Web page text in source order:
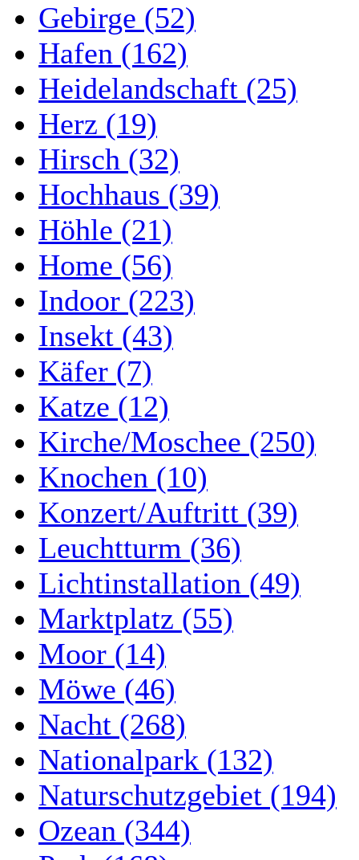
Gebirge (52)
Hafen (162)
Heidelandschaft (25)
Herz (19)
Hirsch (32)
Hochhaus (39)
Höhle (21)
Home (56)
Indoor (223)
Insekt (43)
Käfer (7)
Katze (12)
Kirche/Moschee (250)
Knochen (10)
Konzert/Auftritt (39)
Leuchtturm (36)
Lichtinstallation (49)
Marktplatz (55)
Moor (14)
Möwe (46)
Nacht (268)
Nationalpark (132)
Naturschutzgebiet (194)
Ozean (344)